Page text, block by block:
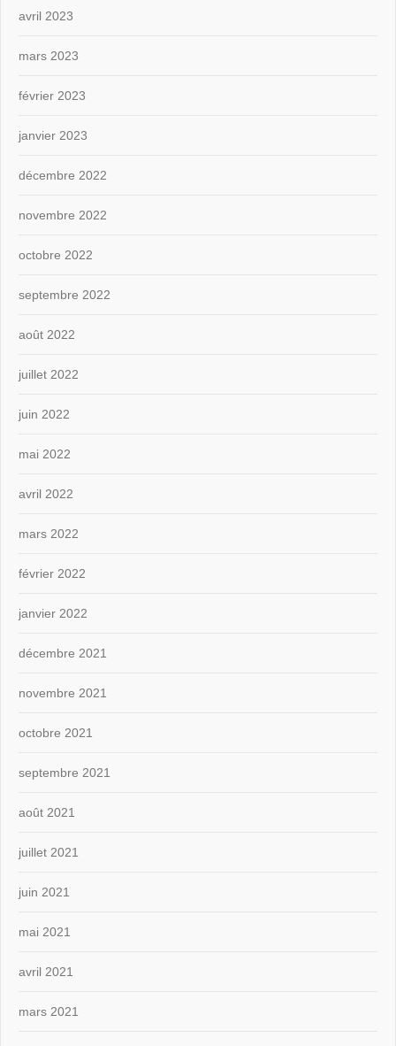
avril 2023
mars 2023
février 2023
janvier 2023
décembre 2022
novembre 2022
octobre 2022
septembre 2022
août 2022
juillet 2022
juin 2022
mai 2022
avril 2022
mars 2022
février 2022
janvier 2022
décembre 2021
novembre 2021
octobre 2021
septembre 2021
août 2021
juillet 2021
juin 2021
mai 2021
avril 2021
mars 2021